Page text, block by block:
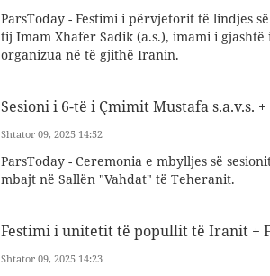
ParsToday - Festimi i përvjetorit të lindjes
tij Imam Xhafer Sadik (a.s.), imami i
organizua në të gjithë Iranin.
Sesioni i 6-të i Çmimit Mustafa s.a.v.s. +
Shtator 09, 2025 14:52
ParsToday - Ceremonia e mbylljes së
mbajt në Sallën "Vahdat" të Teheranit.
Festimi i unitetit të popullit të Iranit +
Shtator 09, 2025 14:23